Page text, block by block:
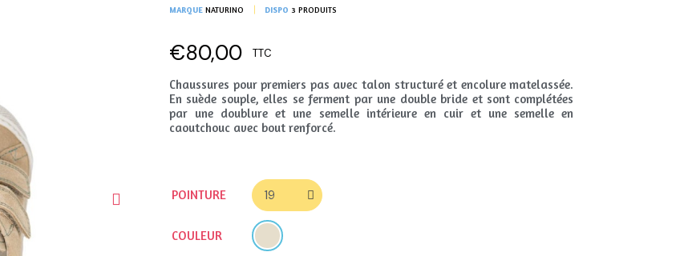
MARQUE NATURINO DISPO 3 PRODUITS
€80,00 TTC
Chaussures pour premiers pas avec talon structuré et encolure matelassée.
En suède souple, elles se ferment par une double bride et sont complétées
par une doublure et une semelle intérieure en cuir et une semelle en
caoutchouc avec bout renforcé.
POINTURE
COULEUR